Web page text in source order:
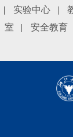
| 实验中心 |
室
| 安全教育